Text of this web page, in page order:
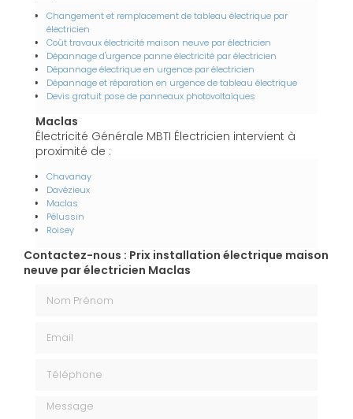
Changement et remplacement de tableau électrique par
électricien
Coût travaux électricité maison neuve par électricien
Dépannage d'urgence panne électricité par électricien
Dépannage électrique en urgence par électricien
Dépannage et réparation en urgence de tableau électrique
Devis gratuit pose de panneaux photovoltaïques
Maclas
Électricité Générale MBTI Électricien intervient à
proximité de :
Chavanay
Davézieux
Maclas
Pélussin
Roisey
Contactez-nous : Prix installation électrique maison
neuve par électricien Maclas
Message